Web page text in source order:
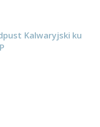
Kalwaryjski ku